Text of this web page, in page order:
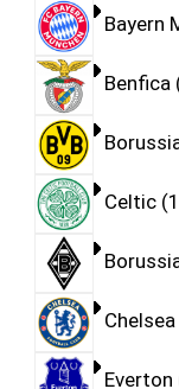
Bayern
Benfica
Celtic
Chelsea
Everton